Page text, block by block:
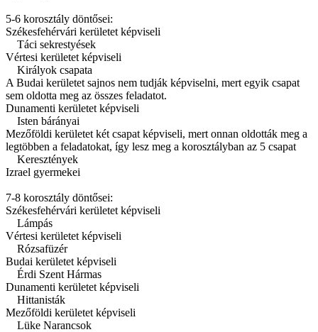
5-6 korosztály döntősei:
Székesfehérvári kerületet képviseli
Táci sekrestyések
Vértesi kerületet képviseli
Királyok csapata
A Budai kerületet sajnos nem tudják képviselni, mert egyik csapat
sem oldotta meg az összes feladatot.
Dunamenti kerületet képviseli
Isten bárányai
Mezőföldi kerületet két csapat képviseli, mert onnan oldották meg a
legtöbben a feladatokat, így lesz meg a korosztályban az 5 csapat
Keresztények
Izrael gyermekei
7-8 korosztály döntősei:
Székesfehérvári kerületet képviseli
Lámpás
Vértesi kerületet képviseli
Rózsafüzér
Budai kerületet képviseli
Érdi Szent Hármas
Dunamenti kerületet képviseli
Hittanisták
Mezőföldi kerületet képviseli
Lüke Narancsok